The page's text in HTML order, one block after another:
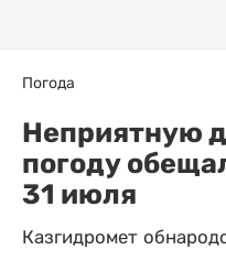
Погода
Неприятную
погоду
31 июля
Казгидромет